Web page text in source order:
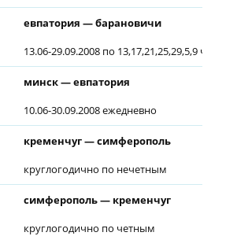
евпатория — барановичи
13.06-29.09.2008 по 13,17,21,25,29,5,9
минск — евпатория
10.06-30.09.2008 ежедневно
кременчуг — симферополь
круглогодично по нечетным
симферополь — кременчуг
круглогодично по четным